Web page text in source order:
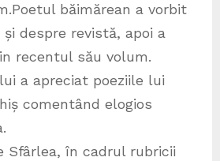
băimărean a vorbit
despre revistă, apoi a
recentul său volum.
a apreciat poeziile lui
comentând elogios
Sfârlea, în cadrul rubricii